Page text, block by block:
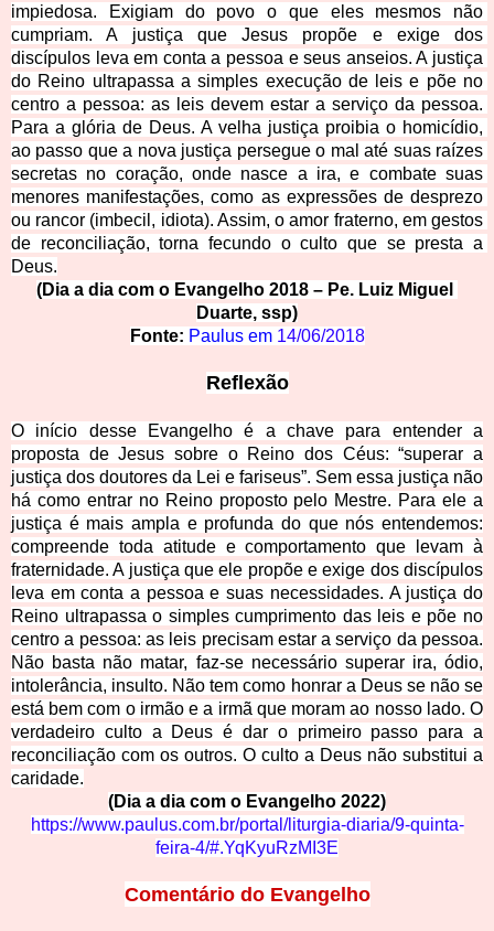
impiedosa. Exigiam do povo o que eles mesmos não
cumpriam. A justiça que Jesus propõe e exige dos
discípulos leva em conta a pessoa e seus anseios. A justiça
do Reino ultrapassa a simples execução de leis e põe no
centro a pessoa: as leis devem estar a serviço da pessoa.
Para a glória de Deus. A velha justiça proibia o homicídio,
ao passo que a nova justiça persegue o mal até suas raízes
secretas no coração, onde nasce a ira, e combate suas
menores manifestações, como as expressões de desprezo
ou rancor (imbecil, idiota). Assim, o amor fraterno, em gestos
de reconciliação, torna fecundo o culto que se presta a
Deus.
(Dia a dia com o Evangelho 2018 – Pe. Luiz Miguel
Duarte, ssp)
Fonte: Paulus em 14/06/2018
Reflexão
O início desse Evangelho é a chave para entender a
proposta de Jesus sobre o Reino dos Céus: “superar a
justiça dos doutores da Lei e fariseus”. Sem essa justiça não
há como entrar no Reino proposto pelo Mestre. Para ele a
justiça é mais ampla e profunda do que nós entendemos:
compreende toda atitude e comportamento que levam à
fraternidade. A justiça que ele propõe e exige dos discípulos
leva em conta a pessoa e suas necessidades. A justiça do
Reino ultrapassa o simples cumprimento das leis e põe no
centro a pessoa: as leis precisam estar a serviço da pessoa.
Não basta não matar, faz-se necessário superar ira, ódio,
intolerância, insulto. Não tem como honrar a Deus senão se
está bem com o irmão e a irmã que moram ao nosso lado. O
verdadeiro culto a Deus é dar o primeiro passo para a
reconciliação com os outros. O culto a Deus não substitui a
caridade.
(Dia a dia com o Evangelho 2022)
https://www.paulus.com.br/portal/liturgia-diaria/9-quinta-
feira-4/#.YqKyuRzMI3E
Comentário do Evangelho